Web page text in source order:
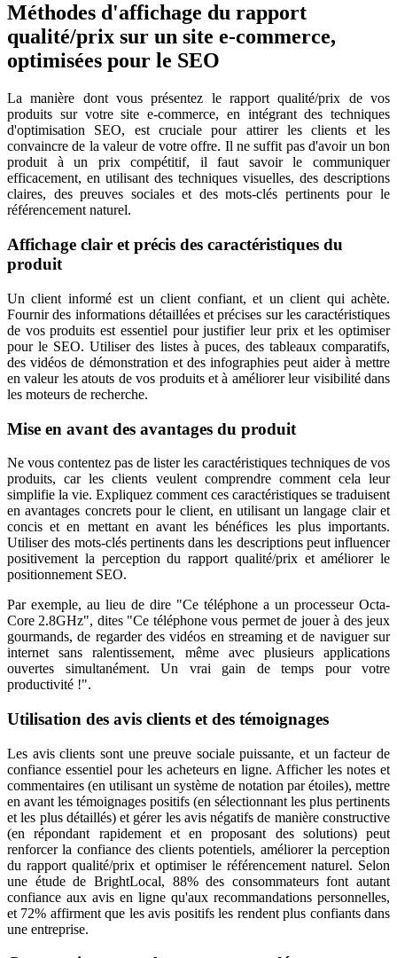
Méthodes d'affichage du rapport
qualité/prix sur un site e-commerce,
optimisées pour le SEO
La manière dont vous présentez le rapport qualité/prix de vos
produits sur votre site e-commerce, en intégrant des techniques
d'optimisation SEO, est cruciale pour attirer les clients et les
convaincre de la valeur de votre offre. Il ne suffit pas d'avoir un bon
produit à un prix compétitif, il faut savoir le communiquer
efficacement, en utilisant des techniques visuelles, des descriptions
claires, des preuves sociales et des mots-clés pertinents pour le
référencement naturel.
Affichage clair et précis des caractéristiques du
produit
Un client informé est un client confiant, et un client qui achète.
Fournir des informations détaillées et précises sur les caractéristiques
de vos produits est essentiel pour justifier leur prix et les optimiser
pour le SEO. Utiliser des listes à puces, des tableaux comparatifs,
des vidéos de démonstration et des infographies peut aider à mettre
en valeur les atouts de vos produits et à améliorer leur visibilité dans
les moteurs de recherche.
Mise en avant des avantages du produit
Ne vous contentez pas de lister les caractéristiques techniques de vos
produits, car les clients veulent comprendre comment cela leur
simplifie la vie. Expliquez comment ces caractéristiques se traduisent
en avantages concrets pour le client, en utilisant un langage clair et
concis et en mettant en avant les bénéfices les plus importants.
Utiliser des mots-clés pertinents dans les descriptions peut influencer
positivement la perception du rapport qualité/prix et améliorer le
positionnement SEO.
Par exemple, au lieu de dire "Ce téléphone a un processeur Octa-
Core 2.8GHz", dites "Ce téléphone vous permet de jouer à des jeux
gourmands, de regarder des vidéos en streaming et de naviguer sur
internet sans ralentissement, même avec plusieurs applications
ouvertes simultanément. Un vrai gain de temps pour votre
productivité !".
Utilisation des avis clients et des témoignages
Les avis clients sont une preuve sociale puissante, et un facteur de
confiance essentiel pour les acheteurs en ligne. Afficher les notes et
commentaires (en utilisant un système de notation par étoiles), mettre
en avant les témoignages positifs (en sélectionnant les plus pertinents
et les plus détaillés) et gérer les avis négatifs de manière constructive
(en répondant rapidement et en proposant des solutions) peut
renforcer la confiance des clients potentiels, améliorer la perception
du rapport qualité/prix et optimiser le référencement naturel. Selon
une étude de BrightLocal, 88% des consommateurs font autant
confiance aux avis en ligne qu'aux recommandations personnelles,
et 72% affirment que les avis positifs les rendent plus confiants dans
une entreprise.